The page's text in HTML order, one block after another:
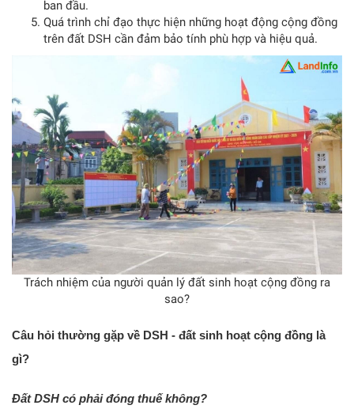
ban đầu.
Quá trình chỉ đạo thực hiện những hoạt động cộng đồng
trên đất DSH cần đảm bảo tính phù hợp và hiệu quả.
Trách nhiệm của người quản lý đất sinh hoạt cộng đồng ra
sao?
Câu hỏi thường gặp về DSH - đất sinh hoạt cộng đồng là
gì?
Đất DSH có phải đóng thuế không?